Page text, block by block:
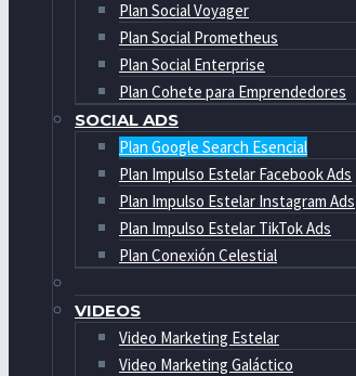
Plan Social Voyager
Plan Social Prometheus
Plan Social Enterprise
Plan Cohete para Emprendedores
SOCIAL ADS
Plan Google Search Esencial
Plan Impulso Estelar Facebook Ads
Plan Impulso Estelar Instagram Ads
Plan Impulso Estelar TikTok Ads
Plan Conexión Celestial
VIDEOS
Video Marketing Estelar
Video Marketing Galáctico